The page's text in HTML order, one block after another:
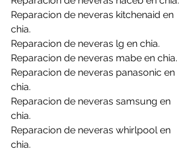
Reparacion de neveras kitchenaid en
chia.
Reparacion de neveras lg en chia.
Reparacion de neveras mabe en chia.
Reparacion de neveras panasonic en
chia.
Reparacion de neveras samsung en
chia.
Reparacion de neveras whirlpool en
chia.